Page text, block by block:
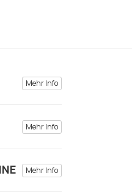
Mehr Info
Mehr Info
Mehr Info